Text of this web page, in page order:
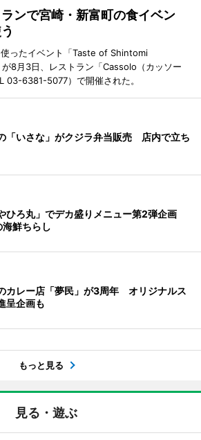
ンで宮崎・新富町の食イベン
ったイベント「Taste of Shintomi
8月3日、レストラン「Cassolo（カッソー
03-6381-5077）で開催された。
「いさな」がクジラ弁当販売 店内で立ち
ひろ丸」でデカ盛りメニュー第2弾企画
鮮ちらし
カレー店「夢民」が3周年 オリジナルス
呈企画も
もっと見る
見る・遊ぶ